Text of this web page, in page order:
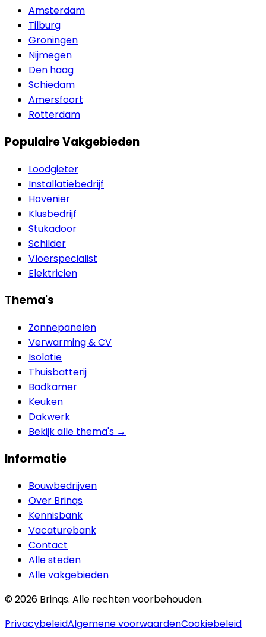
Amsterdam
Tilburg
Groningen
Nijmegen
Den haag
Schiedam
Amersfoort
Rotterdam
Populaire Vakgebieden
Loodgieter
Installatiebedrijf
Hovenier
Klusbedrijf
Stukadoor
Schilder
Vloerspecialist
Elektricien
Thema's
Zonnepanelen
Verwarming & CV
Isolatie
Thuisbatterij
Badkamer
Keuken
Dakwerk
Bekijk alle thema's →
Informatie
Bouwbedrijven
Over Brinqs
Kennisbank
Vacaturebank
Contact
Alle steden
Alle vakgebieden
©2026 Brinqs. Alle rechten voorbehouden.
PrivacybeleidAlgemene voorwaardenCookiebeleid